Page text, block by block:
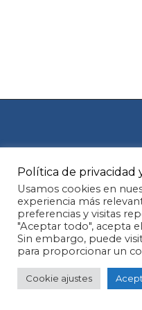
Subtotal:
Ver carrito
Aviso legal
Política
©
Política de privacidad
Usamos cookies en
experiencia más
preferencias y visitas
"Aceptar todo", acepta
Sin embargo, puede
para proporcionar un
Cookie ajustes